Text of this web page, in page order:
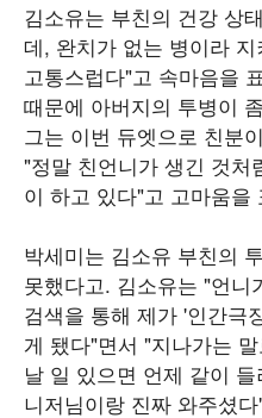
김소유는 부친의 건강 상
데, 완치가 없는 병이라
고통스럽다"고 속마음을
때문에 아버지의 투병이
그는 이번 듀엣으로 친분
"정말 친언니가 생긴 것처
이 하고 있다"고 고마움을
박세미는 김소유 부친의
못했다고. 김소유는 "언
검색을 통해 제가 '인간극
게 됐다"면서 "지나가는
날 일 있으면 언제 같이
니저님이랑 진짜 와주셨